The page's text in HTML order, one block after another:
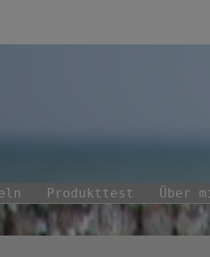
Produkttest Über